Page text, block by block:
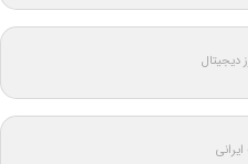
دیجیتال